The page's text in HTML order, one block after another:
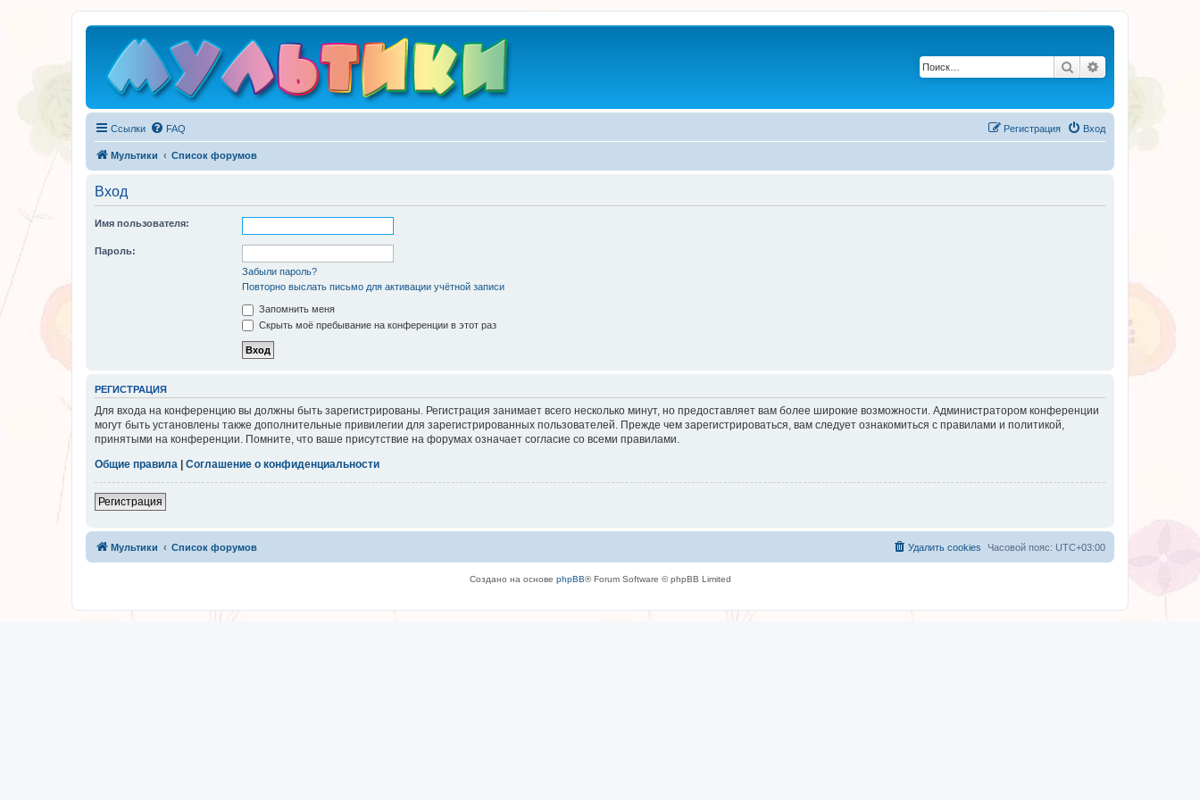
Поиск
Ссылки FAQ Вход
Регистрация
Мультики Список форумов
Вход
Имя пользователя:
Пароль:
Забыли пароль?
Повторно выслать письмо для активации учётной записи
Запомнить меня
Скрыть моё пребывание на конференции в этот раз
РЕГИСТРАЦИЯ
Для входа на конференцию вы должны быть зарегистрированы. Регистрация занимает всего несколько минут, но предоставляет вам более широкие возможности. Администратором конференции
могут быть установлены также дополнительные привилегии для зарегистрированных пользователей. Прежде чем зарегистрироваться, вам следует ознакомиться с правилами и политикой,
принятыми на конференции. Помните, что ваше присутствие на форумах означает согласие со всеми правилами.
Общие правила | Соглашение о конфиденциальности
Регистрация
Мультики Список форумов Часовой пояс: UTC+03:00
Удалить cookies
Создано на основе phpBB® Forum Software © phpBB Limited